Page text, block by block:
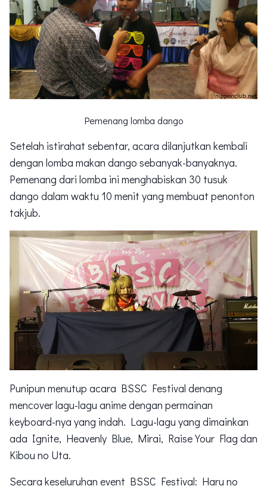
Pemenang lomba dango
Setelah istirahat sebentar, acara dilanjutkan kembali
dengan lomba makan dango sebanyak-banyaknya.
Pemenang dari lomba ini menghabiskan 30 tusuk
dango dalam waktu 10 menit yang membuat penonton
takjub.
Punipun menutup acara BSSC Festival denang
mencover lagu-lagu anime dengan permainan
keyboard-nya yang indah. Lagu-lagu yang dimainkan
ada Ignite, Heavenly Blue, Mirai, Raise Your Flag dan
Kibou no Uta.
Secara keseluruhan event BSSC Festival: Haru no